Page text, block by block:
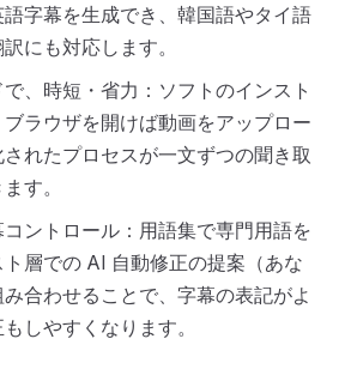
字幕を生成でき、韓国語やタイ語
にも対応します。
、時短・省力：ソフトのインスト
ラウザを開けば動画をアップロー
されたプロセスが一文ずつの聞き取
す。
ントロール：用語集で専門用語を
層での AI 自動修正の提案（あな
合わせることで、字幕の表記がよ
しやすくなります。